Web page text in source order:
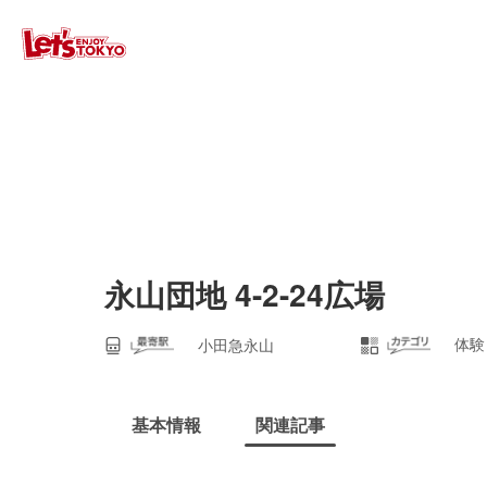
永山団地 4-2-24広場
小田急永山 体
基本情報 関連記事